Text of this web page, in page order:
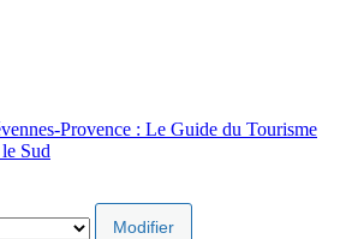
Provence : Le Guide du Tourisme
Sud